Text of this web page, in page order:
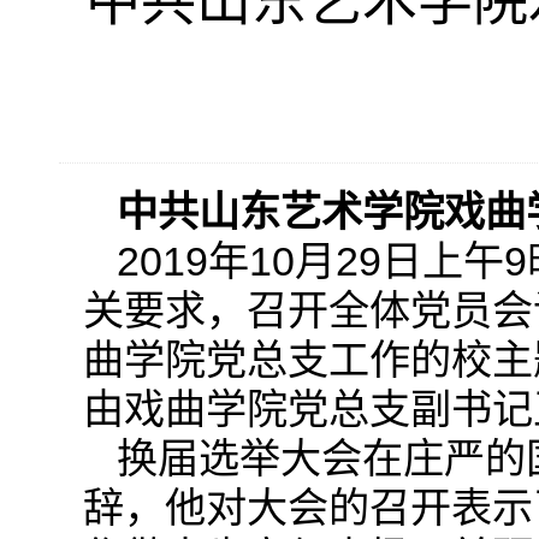
中共山东艺术学院戏
2019年10月29日上午
关要求，召开全体党员
曲学院党总支工作的校
由戏曲学院党总支副书
换届选举大会在庄严
辞，他对大会的召开表